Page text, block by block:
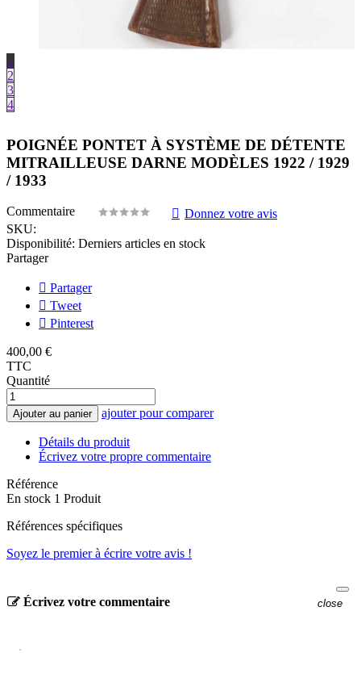
1
2
3
4
POIGNÉE PONTET À SYSTÈME DE DÉTENTE
MITRAILLEUSE DARNE MODÈLES 1922 / 1929
/ 1933
Commentaire
Donnez votre avis
SKU:
Disponibilité: Derniers articles en stock
Partager
Partager
Tweet
Pinterest
400,00 €
TTC
Quantité
Ajouter au panier ajouter pour comparer
Détails du produit
Écrivez votre propre commentaire
Référence
En stock 1 Produit
Références spécifiques
Soyez le premier à écrire votre avis !
Écrivez votre commentaire close